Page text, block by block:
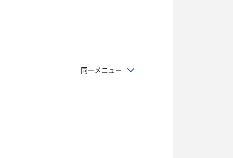
同一メニュー